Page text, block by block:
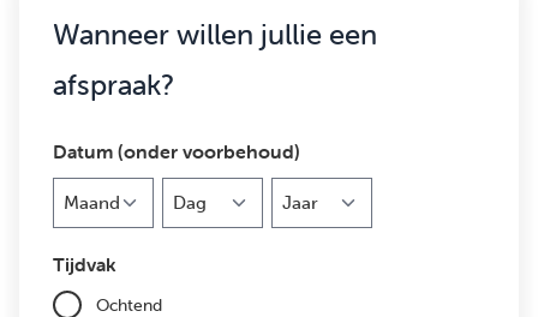
Wanneer willen jullie een
afspraak?
Datum (onder voorbehoud)
Tijdvak
Ochtend